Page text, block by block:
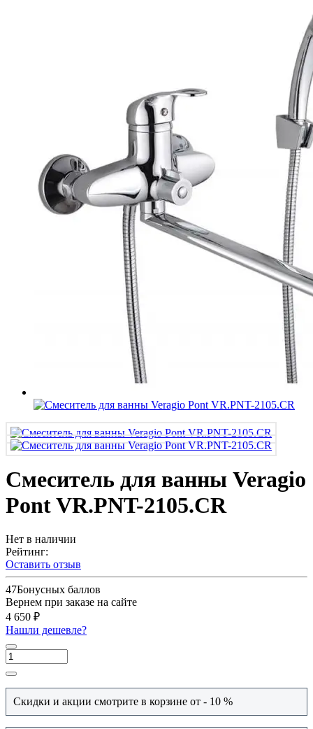
Смеситель для ванны Veragio
Pont VR.PNT-2105.CR
Нет в наличии
Рейтинг:
Оставить отзыв
47Бонусных баллов
Вернем при заказе на сайте
4 650 ₽
Нашли дешевле?
Скидки и акции смотрите в корзине от - 10 %